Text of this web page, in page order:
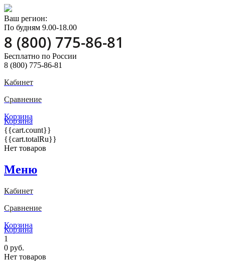
Ваш регион:
По будням 9.00-18.00
8 (800) 775-86-81
Бесплатно по России
8 (800) 775-86-81
Кабинет
Сравнение
Корзина
Корзина
{{cart.count}}
{{cart.totalRu}}
Нет товаров
Меню
Кабинет
Сравнение
Корзина
Корзина
1
0 руб.
Нет товаров